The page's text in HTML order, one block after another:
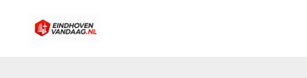
eindhovenvandaag.nl